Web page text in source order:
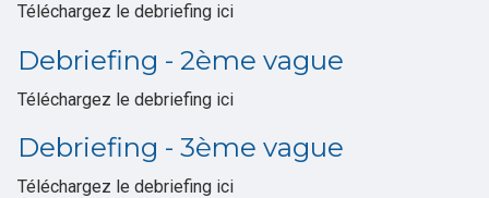
Téléchargez le debriefing ici
Debriefing - 2ème vague
Téléchargez le debriefing ici
Debriefing - 3ème vague
Téléchargez le debriefing ici